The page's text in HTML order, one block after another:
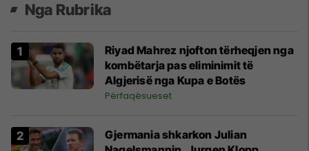
Nga Rubrika
Riyad Mahrez njofton tërheqjen nga
kombëtarja pas eliminimit të
Algjerisë nga Kupa e Botës
Përfaqësueset
Gjermania shkarkon Julian